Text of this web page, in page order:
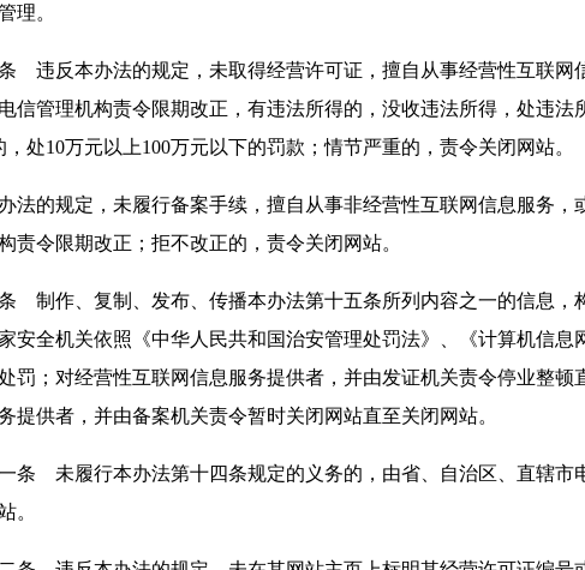
理。
反本办法的规定，未取得经营许可证，擅自从事经营性互联网
信管理机构责令限期改正，有违法所得的，没收违法所得，处违
，处10万元以上100万元以下的罚款；情节严重的，责令关闭网站。
的规定，未履行备案手续，擅自从事非经营性互联网信息服务，
责令限期改正；拒不改正的，责令关闭网站。
作、复制、发布、传播本办法第十五条所列内容之一的信息，
安全机关依照《中华人民共和国治安管理处罚法》、《计算机信
罚；对经营性互联网信息服务提供者，并由发证机关责令停业整
提供者，并由备案机关责令暂时关闭网站直至关闭网站。
未履行本办法第十四条规定的义务的，由省、自治区、直辖市
。